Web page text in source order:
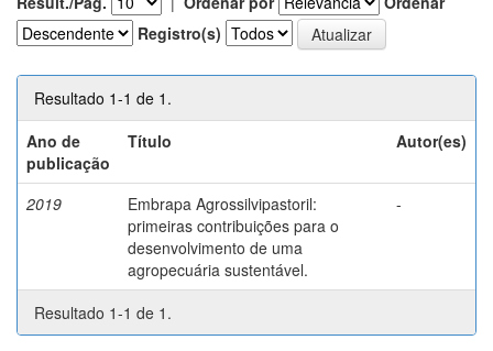
Registro(s)
Resultado 1-1 de 1.
Ano de
publicação
Título Autor(es)
2019
Embrapa Agrossilvipastoril:
primeiras contribuições para o
desenvolvimento de uma
agropecuária sustentável.
-
Resultado 1-1 de 1.